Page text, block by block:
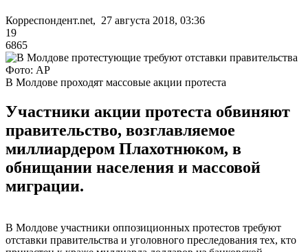
Корреспондент.net, 27 августа 2018, 03:36
19
6865
Фото: АР
В Молдове проходят массовые акции протеста
Участники акции протеста обвиняют
правительство, возглавляемое
миллиардером Плахотнюком, в
обнищании населения и массовой
миграции.
В Молдове участники оппозиционных протестов требуют
отставки правительства и уголовного преследования тех, кто